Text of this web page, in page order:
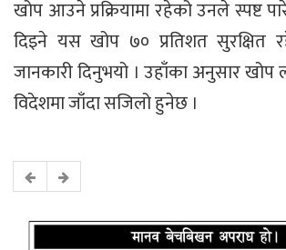
खोप आउने प्रक्रियामा रहेको उनले स्पष्ट
दिइने यस खोप ७० प्रतिशत सुरक्षित
जानकारी दिनुभयो । उहाँका अनुसार खोप
विदेशमा जाँदा सजिलो हुनेछ ।